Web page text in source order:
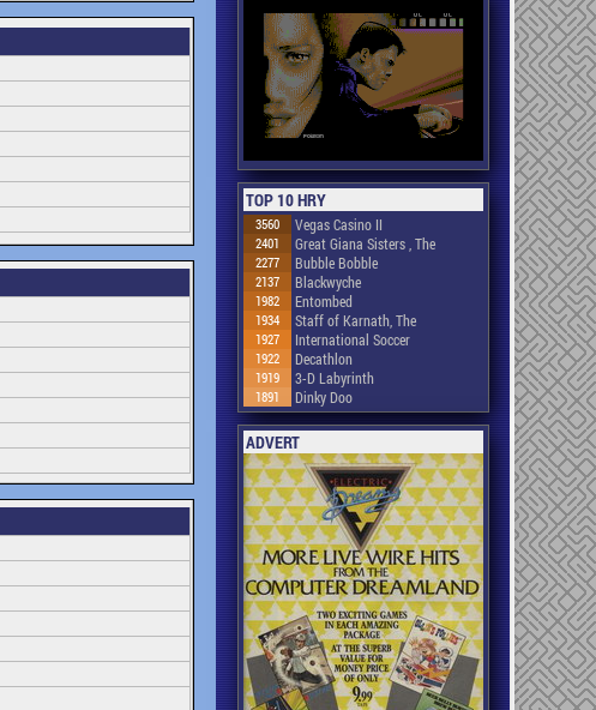
TOP 10 HRY
3560 Vegas Casino II
2401 Great Giana Sisters , The
2277 Bubble Bobble
2137 Blackwyche
1982 Entombed
1934 Staff of Karnath, The
1927 International Soccer
1922 Decathlon
1919 3-D Labyrinth
1891 Dinky Doo
ADVERT